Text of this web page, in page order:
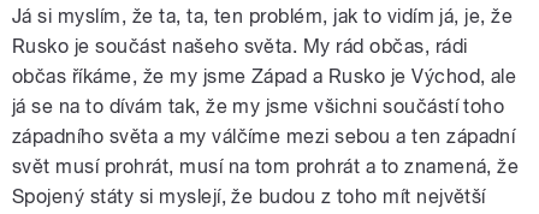
Já si myslím, že ta, ta, ten problém, jak to vidím já, je, že
Rusko je součást našeho světa. My rád občas, rádi
občas říkáme, že my jsme Západ a Rusko je Východ, ale
já se na to dívám tak, že my jsme všichni součástí toho
západního světa a my válčíme mezi sebou a ten západní
svět musí prohrát, musí na tom prohrát a to znamená, že
Spojený státy si myslejí, že budou z toho mít největší